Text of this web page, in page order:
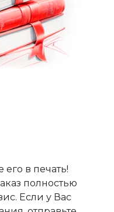
его в печать!
полностью
Если у Вас
почте.